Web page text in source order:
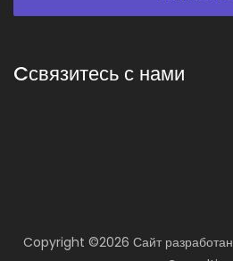
Cсвязитесь с нами
Copyright ©2026 Сайт разработан